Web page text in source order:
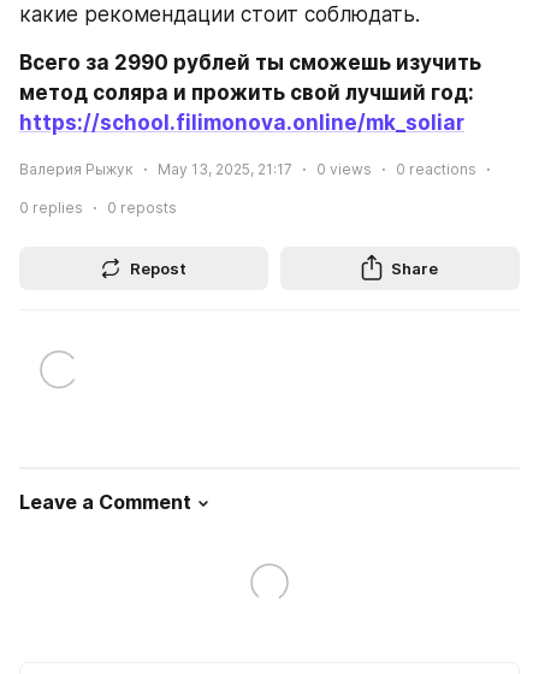
какие рекомендации стоит соблюдать.
Всего за 2990 рублей ты сможешь изучить
https://school.filimonova.online/mk_soliar
Валерия Рыжук May 13, 2025, 21:17 0 views 0 reactions
0 replies 0 reposts
Repost Share
Leave a Comment